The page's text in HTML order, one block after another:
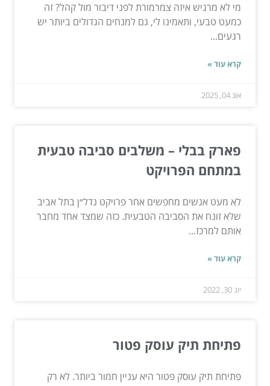
מי לא מרגיש איזה צמרמורת לפני דיבור מול קהל? זה
כמעט טבעי, ותאמינו לי, גם למנחים הגדולים ביותר יש
רגעים...
קרא עוד »
אוג 04, 2025
פארק בבלי – משלבים סביבה טבעית
במתחם הפרויקט
לא מעט אנשים מחפשים אחר פרויקט נדל״ן בתל אביב
שלא זונח את הסביבה הטבעית. כזה שמצד אחד מחבר
אותם למרכז...
קרא עוד »
יונ 30, 2022
פתיחת תיק עוסק פטור
פתיחת תיק עוסק פטור היא עניין חמור ביותר. לא רק